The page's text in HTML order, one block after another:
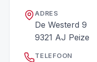
ADRES
De Westerd 9
9321 AJ Peize
TELEFOON